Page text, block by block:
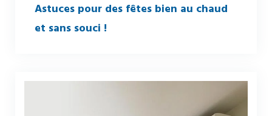
Astuces pour des fêtes bien au chaud
et sans souci !